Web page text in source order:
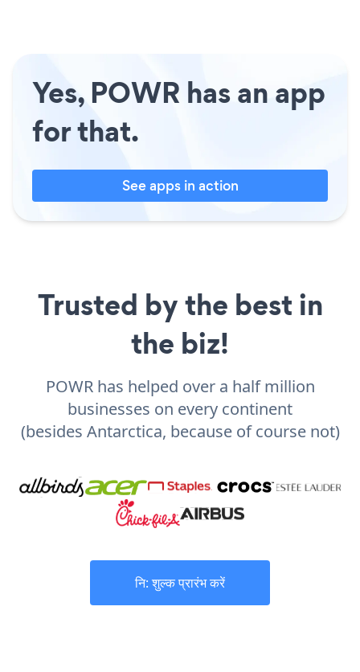
Yes, POWR has an app
for that.
See apps in action
Trusted by the best in
the biz!
POWR has helped over a half million
businesses on every continent
(besides Antarctica, because of course not)
नि: शुल्क प्रारंभ करें